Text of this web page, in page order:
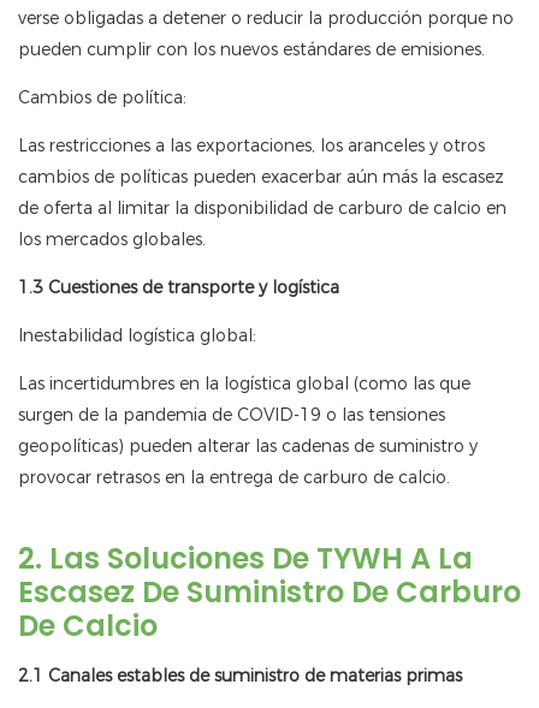
verse obligadas a detener o reducir la producción porque no
pueden cumplir con los nuevos estándares de emisiones.
Cambios de política:
Las restricciones a las exportaciones, los aranceles y otros
cambios de políticas pueden exacerbar aún más la escasez
de oferta al limitar la disponibilidad de carburo de calcio en
los mercados globales.
1.3 Cuestiones de transporte y logística
Inestabilidad logística global:
Las incertidumbres en la logística global (como las que
surgen de la pandemia de COVID-19 o las tensiones
geopolíticas) pueden alterar las cadenas de suministro y
provocar retrasos en la entrega de carburo de calcio.
2. Las Soluciones De TYWH A La
Escasez De Suministro De Carburo
De Calcio
2.1 Canales estables de suministro de materias primas